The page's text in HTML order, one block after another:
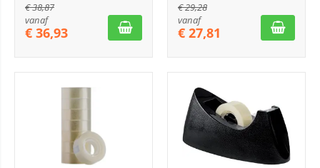
€38,87
vanaf
€ 36,93
€29,28
vanaf
€ 27,81